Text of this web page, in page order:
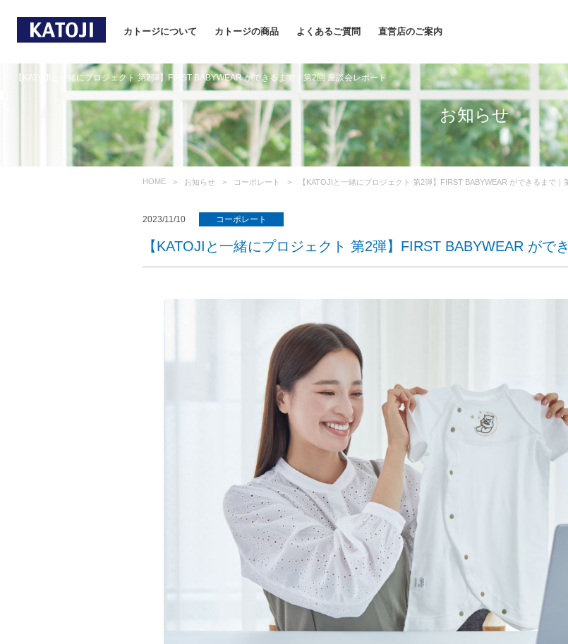
カトージについて カトージの商品 よくあるご質問
直営店のご案内
【KATOJIと一緒にプロジェクト 第2弾】FIRST BABYWEAR ができるまで｜第2回 座談会レポート
お知らせ
HOME お知らせ コーポレート 【KATOJIと一緒にプロジェクト 第2弾】FIRST BABYWEAR ができるまで｜
2023/11/10 コーポレート
【KATOJIと一緒にプロジェクト 第2弾】FIRST BABYWEAR がで